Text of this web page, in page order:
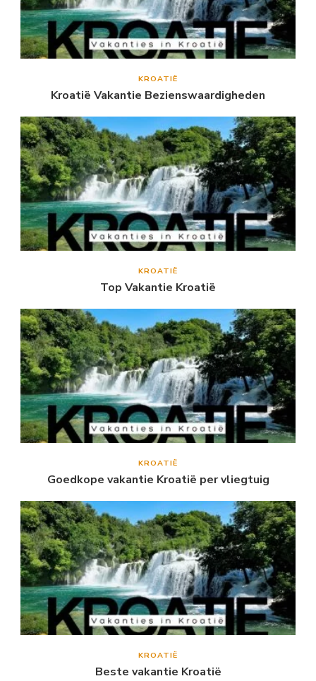
KROATIË
Kroatië Vakantie Bezienswaardigheden
KROATIË
Top Vakantie Kroatië
KROATIË
Goedkope vakantie Kroatië per vliegtuig
KROATIË
Beste vakantie Kroatië